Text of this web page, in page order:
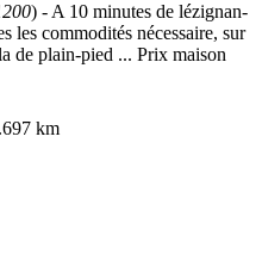
) - A 10 minutes de lézignan-
les commodités nécessaire, sur
de plain-pied ... Prix maison
km